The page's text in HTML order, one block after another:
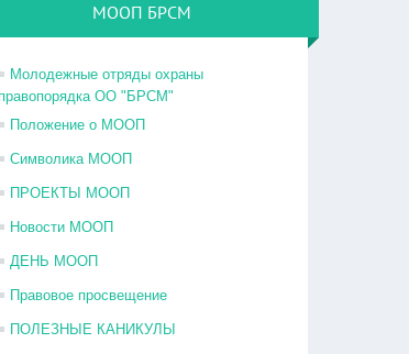
МООП БРСМ
Молодежные отряды охраны
правопорядка ОО "БРСМ"
Положение о МООП
Символика МООП
ПРОЕКТЫ МООП
Новости МООП
ДЕНЬ МООП
Правовое просвещение
ПОЛЕЗНЫЕ КАНИКУЛЫ